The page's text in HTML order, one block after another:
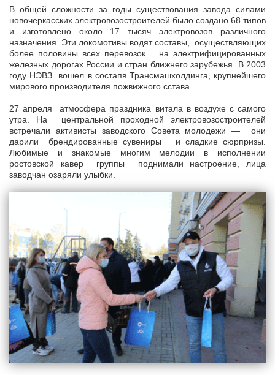
В общей сложности за годы существования завода силами
новочеркасских электровозостроителей было создано 68 типов
и изготовлено около 17 тысяч электровозов различного
назначения. Эти локомотивы водят составы, осуществляющих
более половины всех перевозок на электрифицированных
железных дорогах России и стран ближнего зарубежья. В 2003
году НЭВЗ вошел в состапв Трансмашхолдинга, крупнейшего
мирового производителя пожвижного сстава.
27 апреля атмосфера праздника витала в воздухе с самого
утра. На центральной проходной электровозостроителей
встречали активисты заводского Совета молодежи — они
дарили брендированные сувениры и сладкие сюрпризы.
Любимые и знакомые многим мелодии в исполнении
ростовской кавер группы поднимали настроение, лица
заводчан озаряли улыбки.